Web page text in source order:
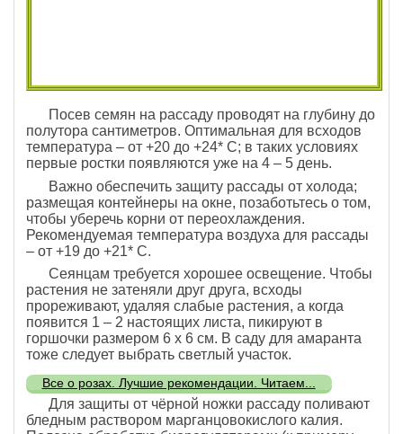
Посев семян на рассаду проводят на глубину до
полутора сантиметров. Оптимальная для всходов
температура – от +20 до +24* С; в таких условиях
первые ростки появляются уже на 4 – 5 день.
Важно обеспечить защиту рассады от холода;
размещая контейнеры на окне, позаботьтесь о том,
чтобы уберечь корни от переохлаждения.
Рекомендуемая температура воздуха для рассады
– от +19 до +21* С.
Сеянцам требуется хорошее освещение. Чтобы
растения не затеняли друг друга, всходы
прореживают, удаляя слабые растения, а когда
появится 1 – 2 настоящих листа, пикируют в
горшочки размером 6 х 6 см. В саду для амаранта
тоже следует выбрать светлый участок.
Все о розах. Лучшие рекомендации. Читаем...
Для защиты от чёрной ножки рассаду поливают
бледным раствором марганцовокислого калия.